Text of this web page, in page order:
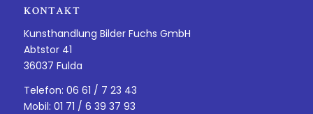
KONTAKT
Kunsthandlung Bilder Fuchs GmbH
Abtstor 41
36037 Fulda
Telefon: 06 61 / 7 23 43
Mobil: 01 71 / 6 39 37 93